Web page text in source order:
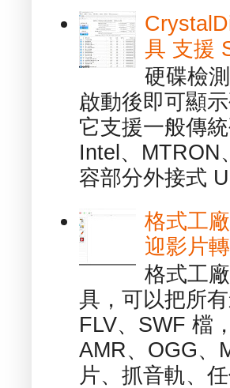
具 支援
硬碟檢
啟動後即可顯
它支援一般傳
Intel、MTRON
容部分外接式
格式工
迎影片
格式工
具，可以把所
FLV、SWF 檔
AMR、OGG、
片、抓音軌、